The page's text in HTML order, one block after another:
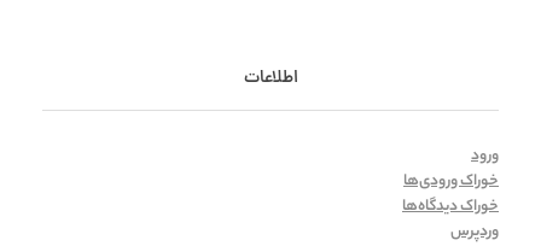
اطلاعات
ورود
خوراک ورودی‌ها
خوراک دیدگاه‌ها
وردپرس